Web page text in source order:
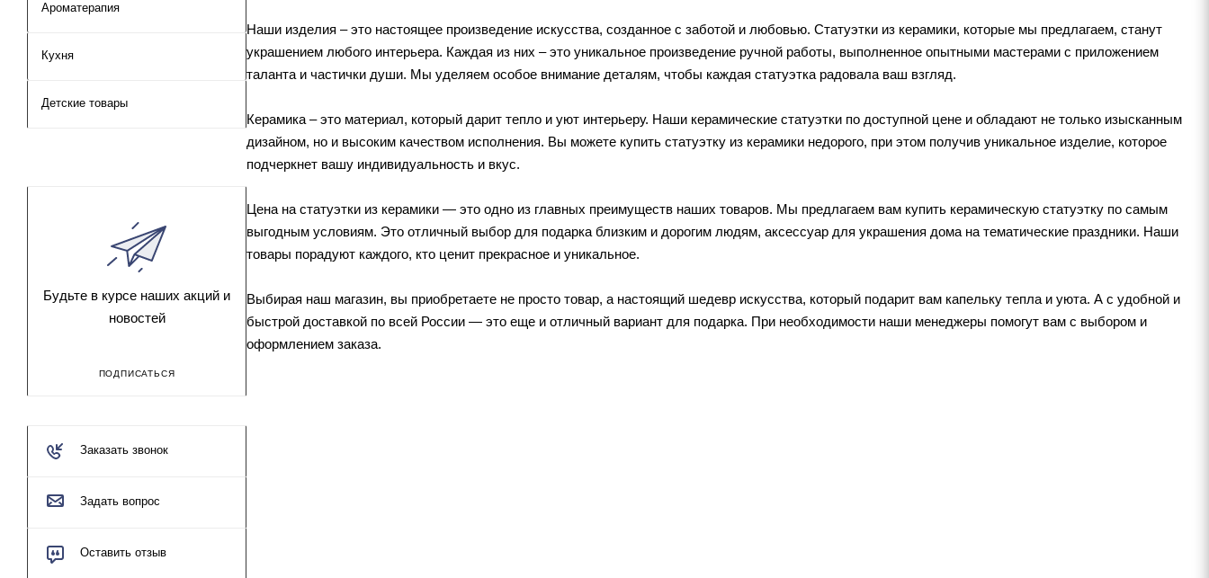
Наши изделия – это настоящее произведение искусства, созданное с заботой и любовью. Статуэтки из керамики, которые мы предлагаем, станут
украшением любого интерьера. Каждая из них – это уникальное произведение ручной работы, выполненное опытными мастерами с приложением
таланта и частички души. Мы уделяем особое внимание деталям, чтобы каждая статуэтка радовала ваш взгляд.
Керамика – это материал, который дарит тепло и уют интерьеру. Наши керамические статуэтки по доступной цене и обладают не только изысканным
дизайном, но и высоким качеством исполнения. Вы можете купить статуэтку из керамики недорого, при этом получив уникальное изделие, которое
подчеркнет вашу индивидуальность и вкус.
Цена на статуэтки из керамики — это одно из главных преимуществ наших товаров. Мы предлагаем вам купить керамическую статуэтку по самым
выгодным условиям. Это отличный выбор для подарка близким и дорогим людям, аксессуар для украшения дома на тематические праздники. Наши
товары порадуют каждого, кто ценит прекрасное и уникальное.
Выбирая наш магазин, вы приобретаете не просто товар, а настоящий шедевр искусства, который подарит вам капельку тепла и уюта. А с удобной и
быстрой доставкой по всей России — это еще и отличный вариант для подарка. При необходимости наши менеджеры помогут вам с выбором и
оформлением заказа.
Ароматерапия
Кухня
Детские товары
Будьте в курсе наших акций и
новостей
ПОДПИСАТЬСЯ
Заказать звонок
Задать вопрос
Оставить отзыв